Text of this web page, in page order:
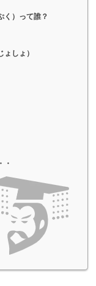
く）って誰？
しょ）
・